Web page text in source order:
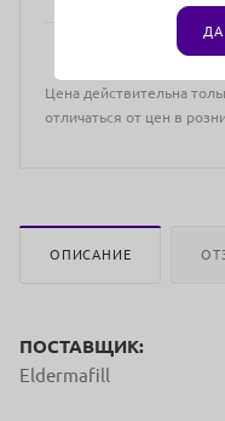
Цена действительна
отличаться от цен в
ОПИСАНИЕ
ПОСТАВЩИК:
Eldermafill
ДА